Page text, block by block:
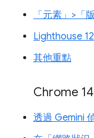
「元素」>「
Lighthouse
其他重點
Chrome
透過 Gemini